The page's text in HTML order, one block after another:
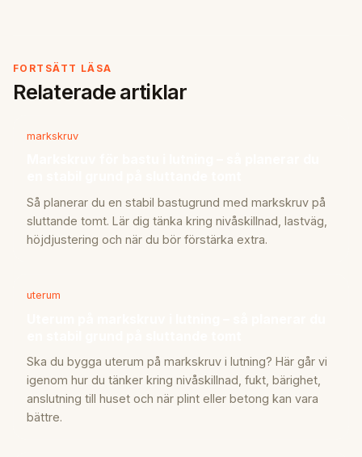
FORTSÄTT LÄSA
Relaterade artiklar
markskruv
Så planerar du en stabil bastugrund med markskruv på
sluttande tomt. Lär dig tänka kring nivåskillnad, lastväg,
höjdjustering och när du bör förstärka extra.
uterum
Ska du bygga uterum på markskruv i lutning? Här går vi
igenom hur du tänker kring nivåskillnad, fukt, bärighet,
anslutning till huset och när plint eller betong kan vara
bättre.